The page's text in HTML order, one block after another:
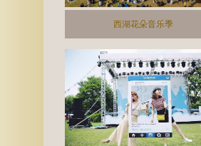
西湖花朵音乐季